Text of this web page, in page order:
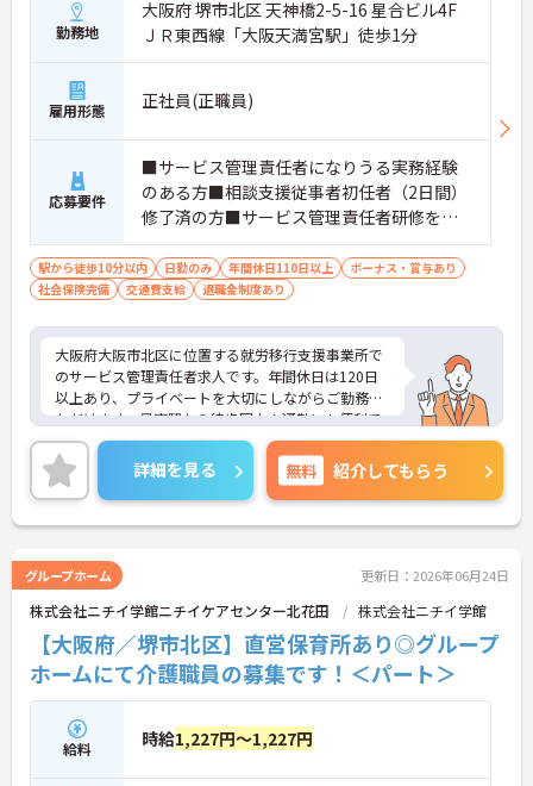
勤務地
大阪府 堺市北区 天神橋2-5-16 星合ビル4F
ＪＲ東西線「大阪天満宮駅」徒歩1分
雇用形態 正社員(正職員)
応募要件
■サービス管理責任者になりうる実務経験
のある方■相談支援従事者初任者（2日間）
修了済の方■サービス管理責任者研修を修
了済の方■基本的なWord・Excelスキル■
社会福祉士・介護福祉士・精神保健福祉
士・サービス管理責任者研修又は児童発達
駅から徒歩10分以内 日勤のみ 年間休日110日以上
ボーナス・賞与あり
社会保険完備
交通費支給 退職金制度あり
大阪府大阪市北区に位置する就労移行支援事業所で
のサービス管理責任者求人です。年間休日は120日
以上あり、プライベートを大切にしながらご勤務い
ただけます。最寄駅から徒歩圏内！通勤にも便利で
す。ご興味のある方には、面接対策ポイント等、さ
らに詳細をお話ししますのでお気軽にご相談くださ
い！
詳細を見る 無料 紹介してもらう
グループホーム 更新日：2026年06月24日
株式会社ニチイ学館ニチイケアセンター北花田 株式会社ニチイ学館
【大阪府／堺市北区】直営保育所あり◎グループ
ホームにて介護職員の募集です！＜パート＞
給料 時給1,227円～1,227円